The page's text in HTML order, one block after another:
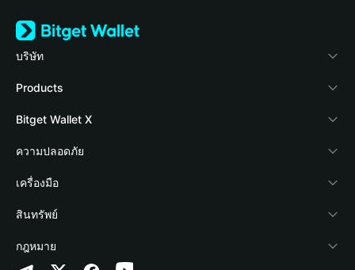
บริษัท
เกี่ยวกับ Bitget Wallet
Blog
Academy
ข่าวสารด้านคริปโต
ศูนย์ช่วยเหลือ
ติดต่อเรา
Products
Crypto Card
Stablecoin Earn
Payfi Crypto
Crypto Swap API
Altcoin Season Index
Bitget Wallet X
นักพัฒนา
เชื่อมต่อ Wallet
Bitget Wallet Pay
ลิสต์โปรเจกต์
ความปลอดภัย
Protection Fund
เทคโนโลยีความปลอดภัย
เครื่องมือ
ซื้อคริปโต
การตรวจจับการอนุญาต
สินทรัพย์
Arbitrum
กฎหมาย